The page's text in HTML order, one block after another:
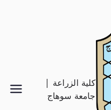
كلية الزراعة |
جامعة سوهاج